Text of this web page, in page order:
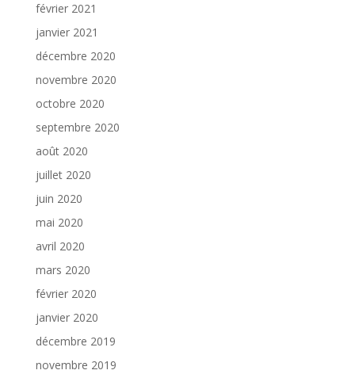
février 2021
janvier 2021
décembre 2020
novembre 2020
octobre 2020
septembre 2020
août 2020
juillet 2020
juin 2020
mai 2020
avril 2020
mars 2020
février 2020
janvier 2020
décembre 2019
novembre 2019